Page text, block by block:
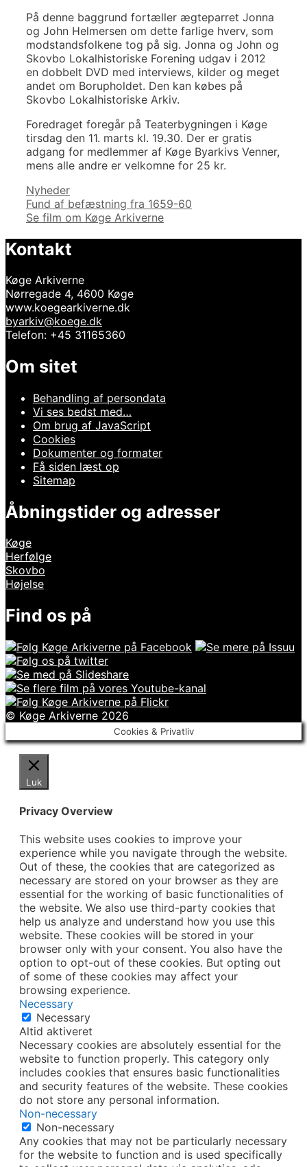
På denne baggrund fortæller ægteparret Jonna
og John Helmersen om dette farlige hverv, som
modstandsfolkene tog på sig. Jonna og John og
Skovbo Lokalhistoriske Forening udgav i 2012
en dobbelt DVD med interviews, kilder og meget
andet om Borupholdet. Den kan købes på
Skovbo Lokalhistoriske Arkiv.
Foredraget foregår på Teaterbygningen i Køge
tirsdag den 11. marts kl. 19.30. Der er gratis
adgang for medlemmer af Køge Byarkivs Venner,
mens alle andre er velkomne for 25 kr.
Kategorier
Nyheder
Indlægsnavigation
Fund af befæstning fra 1659-60
Se film om Køge Arkiverne
Kontakt
Køge Arkiverne
Nørregade 4, 4600 Køge
www.koegearkiverne.dk
byarkiv@koege.dk
Telefon: +45 31165360
Om sitet
Behandling af persondata
Vi ses bedst med…
Om brug af JavaScript
Cookies
Dokumenter og formater
Få siden læst op
Sitemap
Åbningstider og adresser
Køge
Herfølge
Skovbo
Højelse
Find os på
© Køge Arkiverne 2026
Cookies & Privatliv
Luk
Privacy Overview
This website uses cookies to improve your
experience while you navigate through the website.
Out of these, the cookies that are categorized as
necessary are stored on your browser as they are
essential for the working of basic functionalities of
the website. We also use third-party cookies that
help us analyze and understand how you use this
website. These cookies will be stored in your
browser only with your consent. You also have the
option to opt-out of these cookies. But opting out
of some of these cookies may affect your
browsing experience.
Necessary
Necessary
Altid aktiveret
Necessary cookies are absolutely essential for the
website to function properly. This category only
includes cookies that ensures basic functionalities
and security features of the website. These cookies
do not store any personal information.
Non-necessary
Non-necessary
Any cookies that may not be particularly necessary
for the website to function and is used specifically